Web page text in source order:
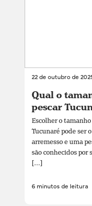
22 de outubro de
Qual o
pescar
Escolher o
Tucunaré pode ser
arremesso e uma
são conhecidos por
[...]
6 minutos de leitura